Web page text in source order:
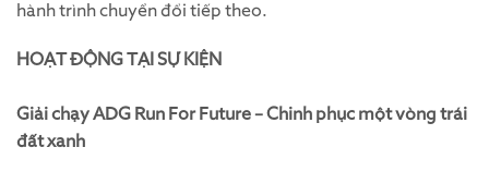
hành trình chuyển đổi tiếp theo.
HOẠT ĐỘNG TẠI SỰ KIỆN
Giải chạy ADG Run For Future – Chinh phục một vòng trái
đất xanh